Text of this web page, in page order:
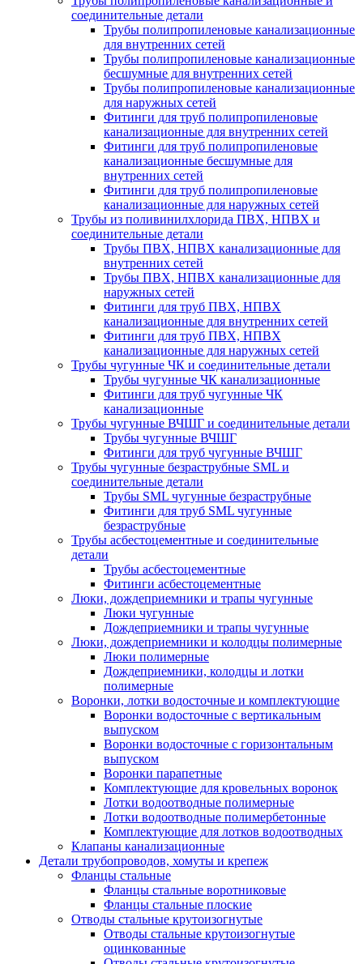
соединительные детали
Трубы полипропиленовые канализационные
для внутренних сетей
Трубы полипропиленовые канализационные
бесшумные для внутренних сетей
Трубы полипропиленовые канализационные
для наружных сетей
Фитинги для труб полипропиленовые
канализационные для внутренних сетей
Фитинги для труб полипропиленовые
канализационные бесшумные для
внутренних сетей
Фитинги для труб полипропиленовые
канализационные для наружных сетей
Трубы из поливинилхлорида ПВХ, НПВХ и
соединительные детали
Трубы ПВХ, НПВХ канализационные для
внутренних сетей
Трубы ПВХ, НПВХ канализационные для
наружных сетей
Фитинги для труб ПВХ, НПВХ
канализационные для внутренних сетей
Фитинги для труб ПВХ, НПВХ
канализационные для наружных сетей
Трубы чугунные ЧК и соединительные детали
Трубы чугунные ЧК канализационные
Фитинги для труб чугунные ЧК
канализационные
Трубы чугунные ВЧШГ и соединительные детали
Трубы чугунные ВЧШГ
Фитинги для труб чугунные ВЧШГ
Трубы чугунные безраструбные SML и
соединительные детали
Трубы SML чугунные безраструбные
Фитинги для труб SML чугунные
безраструбные
Трубы асбестоцементные и соединительные
детали
Трубы асбестоцементные
Фитинги асбестоцементные
Люки, дождеприемники и трапы чугунные
Люки чугунные
Дождеприемники и трапы чугунные
Люки, дождеприемники и колодцы полимерные
Люки полимерные
Дождеприемники, колодцы и лотки
полимерные
Воронки, лотки водосточные и комплектующие
Воронки водосточные с вертикальным
выпуском
Воронки водосточные с горизонтальным
выпуском
Воронки парапетные
Комплектующие для кровельных воронок
Лотки водоотводные полимерные
Лотки водоотводные полимербетонные
Комплектующие для лотков водоотводных
Клапаны канализационные
Детали трубопроводов, хомуты и крепеж
Фланцы стальные
Фланцы стальные воротниковые
Фланцы стальные плоские
Отводы стальные крутоизогнутые
Отводы стальные крутоизогнутые
оцинкованные